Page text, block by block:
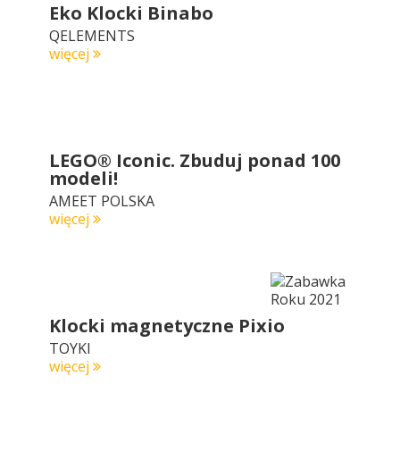
Eko Klocki Binabo
QELEMENTS
więcej
LEGO® Iconic. Zbuduj ponad 100
modeli!
AMEET POLSKA
więcej
Klocki magnetyczne Pixio
TOYKI
więcej